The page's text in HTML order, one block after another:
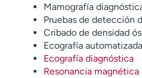
Mamografía
Pruebas de detección
Cribado de densidad
Ecografía
Ecografía diagnóstica
Resonancia magnética